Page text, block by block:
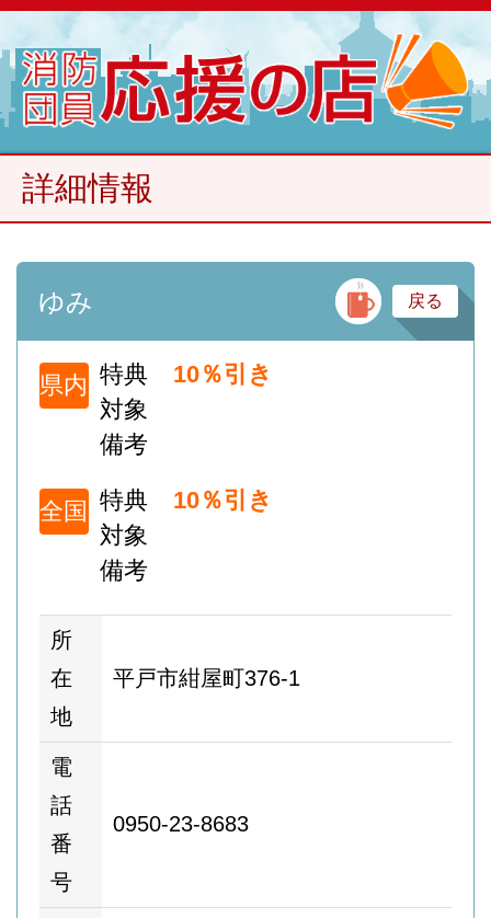
詳細情報
ゆみ バ
戻る
県内 特典
10％引き
対象
備考
全国 特典
10％引き
対象
備考
所
在
地
平戸市紺屋町376-1
電
話
番
号
0950-23-8683